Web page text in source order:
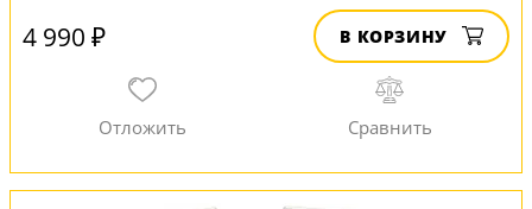
4 990 ₽ В КОРЗИНУ